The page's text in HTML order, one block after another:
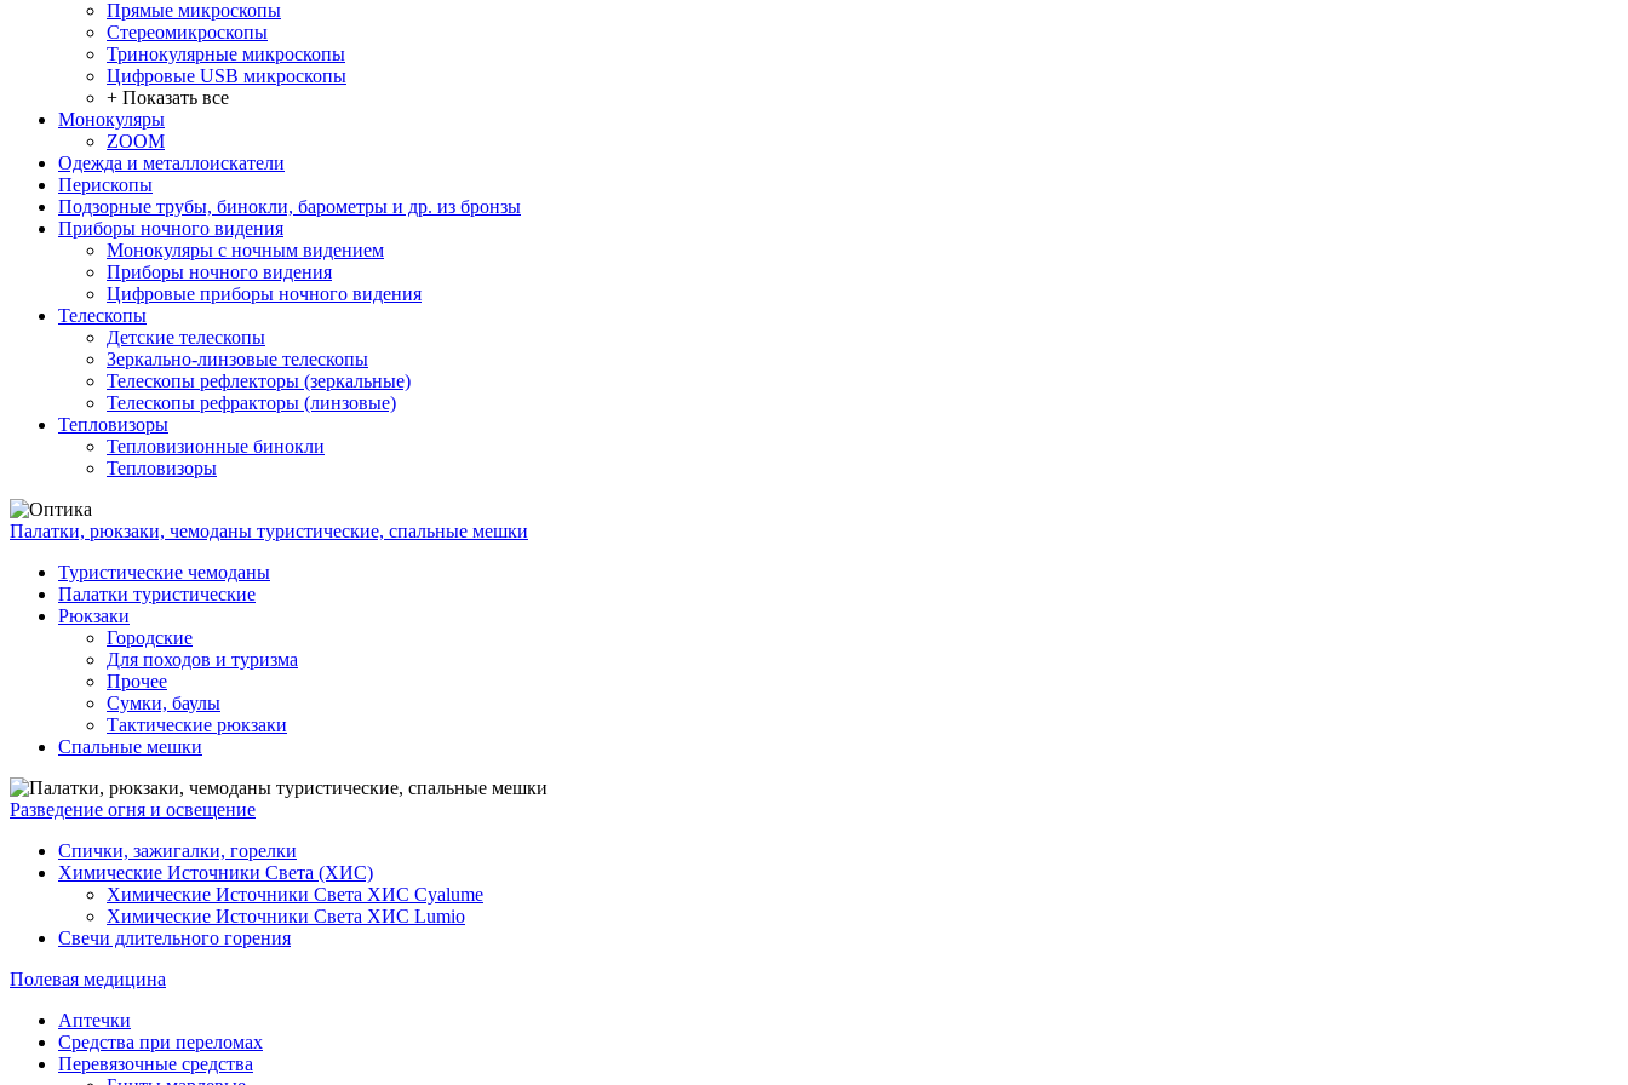
Прямые микроскопы
Стереомикроскопы
Тринокулярные микроскопы
Цифровые USB микроскопы
+ Показать все
Монокуляры
ZOOM
Одежда и металлоискатели
Перископы
Подзорные трубы, бинокли, барометры и др. из бронзы
Приборы ночного видения
Монокуляры с ночным видением
Приборы ночного видения
Цифровые приборы ночного видения
Телескопы
Детские телескопы
Зеркально-линзовые телескопы
Телескопы рефлекторы (зеркальные)
Телескопы рефракторы (линзовые)
Тепловизоры
Тепловизионные бинокли
Тепловизоры
Палатки, рюкзаки, чемоданы туристические, спальные мешки
Туристические чемоданы
Палатки туристические
Рюкзаки
Городские
Для походов и туризма
Прочее
Сумки, баулы
Тактические рюкзаки
Спальные мешки
Разведение огня и освещение
Спички, зажигалки, горелки
Химические Источники Света (ХИС)
Химические Источники Света ХИС Cyalume
Химические Источники Света ХИС Lumio
Свечи длительного горения
Полевая медицина
Аптечки
Средства при переломах
Перевязочные средства